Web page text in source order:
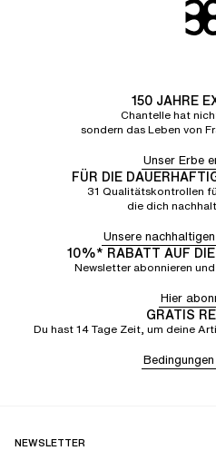
150 JAHRE
Chantelle hat
sondern das Leben von
Unser Erbe
FÜR DIE
31 Qualitätskontrollen
die dich
Unsere
10%* RABATT AUF
Newsletter abonnieren
Hier
GRATIS
Du hast 14 Tage Zeit, um deine
NEWSLETTER